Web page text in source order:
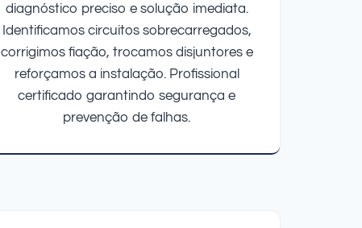
diagnóstico preciso e solução imediata.
Identificamos circuitos sobrecarregados,
corrigimos fiação, trocamos disjuntores e
reforçamos a instalação. Profissional
certificado garantindo segurança e
prevenção de falhas.